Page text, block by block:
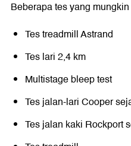
Beberapa tes yang
Tes treadmill Astrand
Tes lari 2,4 km
Multistage bleep test
Tes jalan-lari Cooper
Tes jalan kaki Rockport